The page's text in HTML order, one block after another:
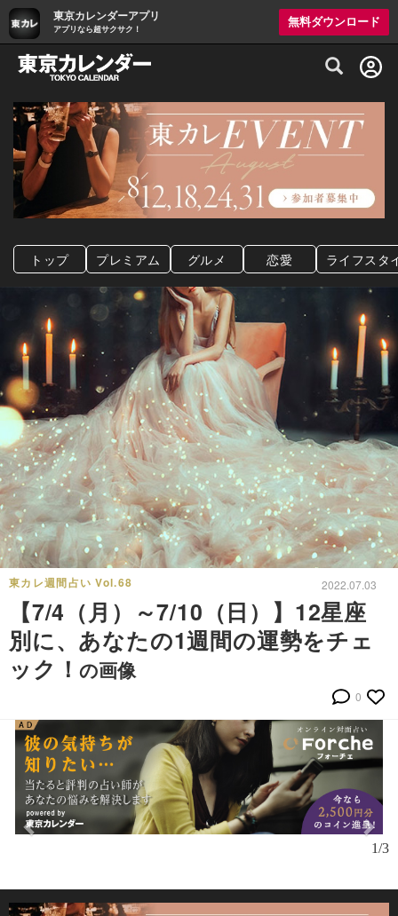
東京カレンダーアプリ
アプリなら超サクサク！
無料ダウンロード
グルメ情報・プレミアムレストラン予約
トップ プレミアム グルメ 恋愛 ライフスタ
東カレ週間占い Vol.68 2022.07.03
【7/4（月）～7/10（日）】12星座
別に、あなたの1週間の運勢をチェ
ック！の画像
0
1/3